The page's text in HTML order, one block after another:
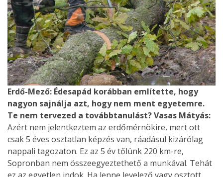
Erdő-Mező: Édesapád korábban említette, hogy
nagyon sajnálja azt, hogy nem ment egyetemre.
Te nem tervezed a továbbtanulást?Vasas Mátyás:
Azért nem jelentkeztem az erdőmérnökire, mert ott
csak 5 éves osztatlan képzés van, ráadásul kizárólag
nappali tagozaton. Ez az 5 év tőlünk 220 km-re,
Sopronban nem összeegyeztethető a munkával. Tehát